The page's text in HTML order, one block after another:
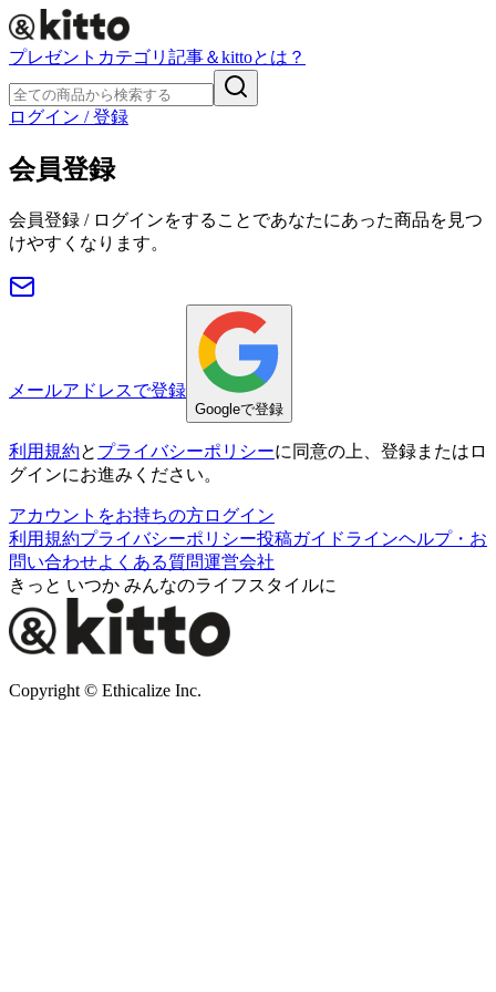
プレゼント カテゴリ 記事＆kittoとは？
ログイン / 登録
会員登録
会員登録 / ログインをすることであなたにあった商品を見つ
けやすくなります。
メールアドレスで登録
Googleで登録
利用規約と プライバシーポリシーに同意の上、登録またはロ
グインにお進みください。
アカウントをお持ちの方ログイン
利用規約プライバシーポリシー投稿ガイドラインヘルプ・お
問い合わせよくある質問運営会社
きっと いつか みんなのライフスタイルに
Copyright © Ethicalize Inc.